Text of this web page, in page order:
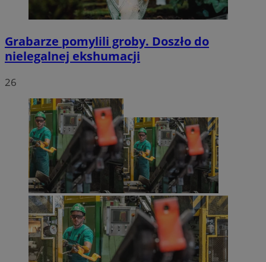
Grabarze pomylili groby. Doszło do
nielegalnej ekshumacji
26